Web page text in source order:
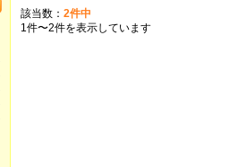
該当数： 2件中
1件〜2件を表示しています